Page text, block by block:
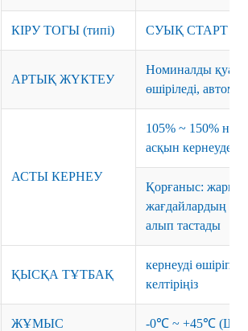
КІРУ ТОГЫ (типі) СУЫҚ СТАРТ
АРТЫҚ ЖҮКТЕУ
Номиналды
өшіріледі,
АСТЫ КЕРНЕУ
105% ~ 150%
асқын кернеуден
Қорғаныс:
жағдайлардың
алып тастады
ҚЫСҚА ТҰТБАҚ
кернеуді өшіріп,
келтіріңіз
ЖҰМЫС
-0℃ ~ +45℃